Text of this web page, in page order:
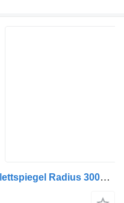
Зеркало заднего вида Komplettspiegel Radius 300mm 1669573 для грузовика DAF